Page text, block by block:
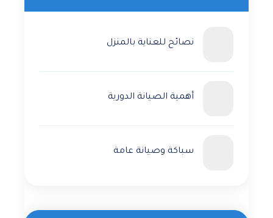
نصائح للعناية بالمنزل
أهمية الصيانة الدورية
سباكة وصيانة عامة